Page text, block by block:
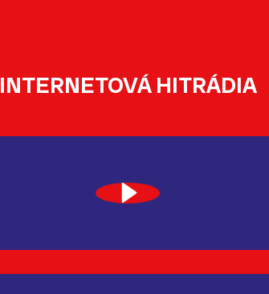
INTERNETOVÁ HITRÁDIA